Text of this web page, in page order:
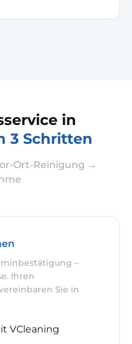
in
3 Schritten
Ort-Reinigung →
–
Ihren
Sie in